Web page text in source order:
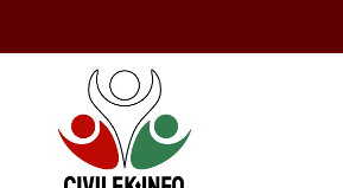
tartalomba